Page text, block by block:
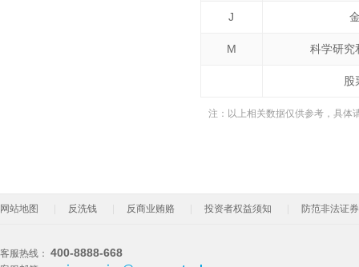
J
M 科学研究
股
注：以上相关数据仅供参考，具体
网站地图 反洗钱 反商业贿赂 投资者权益须知 防范非法证
客服热线： 400-8888-668